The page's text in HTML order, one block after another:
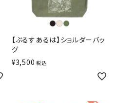
【ぷるすあるは】ショルダーバッ
グ
¥3,500 税込